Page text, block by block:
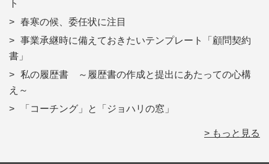
ト
春寒の候、委任状に注目
事業承継時に備えておきたいテンプレート「顧問契約
書」
私の履歴書 ～履歴書の作成と提出にあたっての心構
え～
「コーチング」と「ジョハリの窓」
> もっと見る